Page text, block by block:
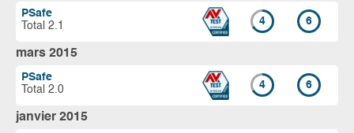
PSafe
Total 2.1
4 6
mars 2015
PSafe
Total 2.0
4 6
janvier 2015